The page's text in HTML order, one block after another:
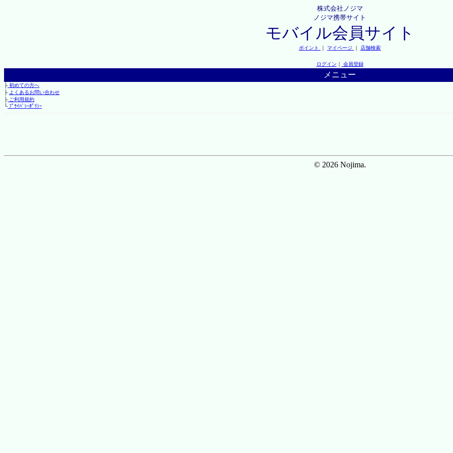
株式会社ノジマ
ノジマ携帯サイト
モバイル会員サイト
ポイント ｜ マイページ ｜ 店舗検索
ログイン ｜ 会員登録
メニュー
├初めての方へ
├ よくあるお問い合わせ
├ご利用規約
└ﾌﾟﾗｲﾊﾞｼｰﾎﾟﾘｼｰ
© 2026 Nojima.